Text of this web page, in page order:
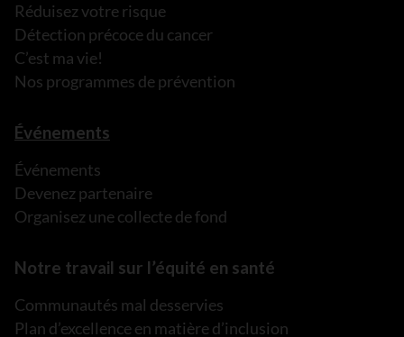
Réduisez votre risque
Détection précoce du cancer
C’est ma vie!
Nos programmes de prévention
Événements
Événements
Devenez partenaire
Organisez une collecte de fond
Notre travail sur l’équité en santé
Communautés mal desservies
Plan d’excellence en matière d’inclusion